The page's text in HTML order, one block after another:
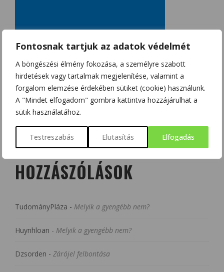
Fontosnak tartjuk az adatok védelmét
A böngészési élmény fokozása, a személyre szabott
hirdetések vagy tartalmak megjelenítése, valamint a
forgalom elemzése érdekében sütiket (cookie) használunk.
A "Mindet elfogadom" gombra kattintva hozzájárulhat a
sütik használatához.
Testreszabás Elutasítás Elfogadás
LEGUTÓBBI
HOZZÁSZÓLÁSOK
TudományPláza - Melyik a gyengébb nem?
Huynhloan - Melyik a gyengébb nem?
Dzsorden - Zárójel felbontása